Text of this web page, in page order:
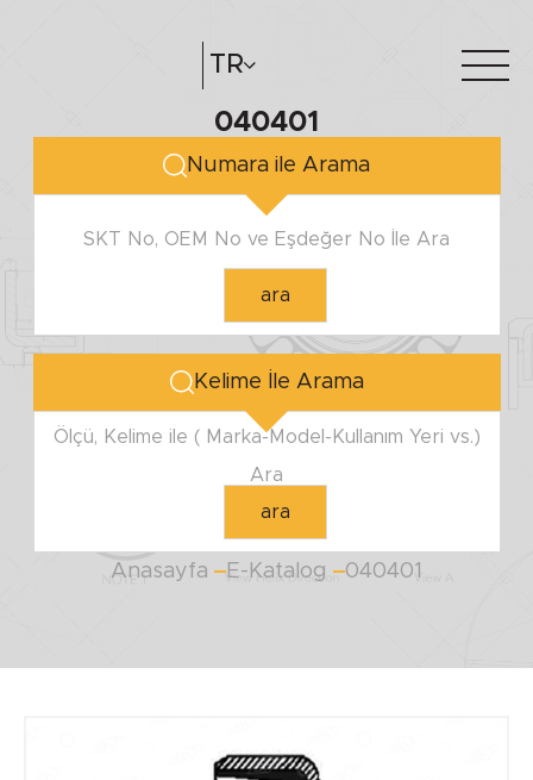
TR
Hakkımızda e-katalog
040401
Numara ile Arama
SKT No, OEM No ve Eşdeğer No İle Ara
ara
Kelime İle Arama
Ölçü, Kelime ile ( Marka-Model-Kullanım Yeri vs.)
Ara
ara
Anasayfa E-Katalog 040401